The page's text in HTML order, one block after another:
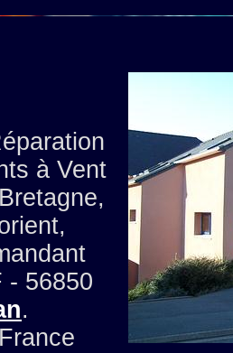
à Vent
- 56850
.